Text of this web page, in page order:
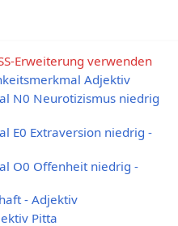
Erweiterung verwenden
Adjektiv
N0 Neurotizismus niedrig
E0 Extraversion niedrig -
O0 Offenheit niedrig -
- Adjektiv
Pitta